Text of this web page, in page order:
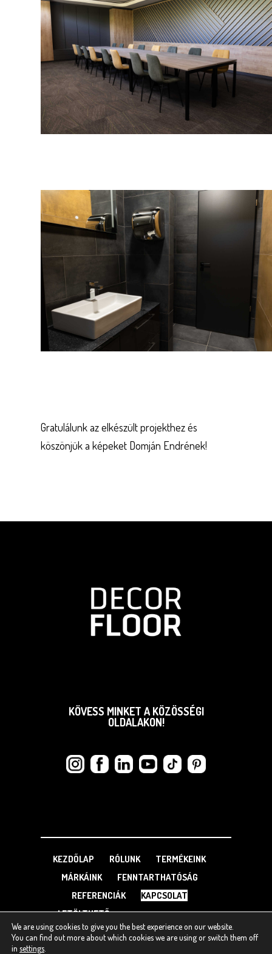
Gratulálunk az elkészült projekthez és
köszönjük a képeket Domján Endrének!
KÖVESS MINKET A KÖZÖSSÉGI
OLDALAKON!
KEZDŐLAP RÓLUNK
TERMÉKEINK
MÁRKÁINK
FENNTARTHATÓSÁG
REFERENCIÁK
KAPCSOLAT
LETÖLTHETŐ
We are using cookies to give you the best experience on our website.
You can find out more about which cookies we are using or switch them off
in settings